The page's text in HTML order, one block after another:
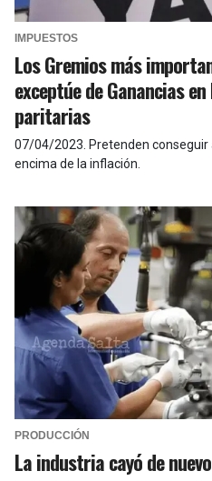
IMPUESTOS
Los Gremios más
exceptúe de Ganancias
paritarias
07/04/2023 Pretenden
encima de la inflación.
PRODUCCIÓN
La industria cayó de